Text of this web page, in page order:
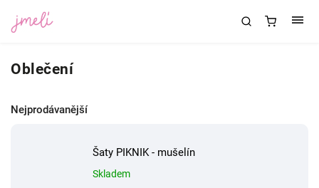
Oblečení
Nejprodávanější
Šaty PIKNIK - mušelín
Skladem